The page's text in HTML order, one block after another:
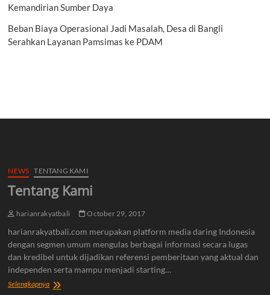
Kemandirian Sumber Daya
Beban Biaya Operasional Jadi Masalah, Desa di Bangli
Serahkan Layanan Pamsimas ke PDAM
NEWS TENTANG KAMI
Tentang Kami
harianrakyatbali October 29, 2017
harianrakyatbali.com merupakan platform media daring Indonesia
dengan segmen umum mengulas berbagai informasi secara lugas
dan kredibel untuk dijadikan referensi pemberitaan yang aktual dan
independen serta mampu menjadi starting…
SelengkapnyaTentang